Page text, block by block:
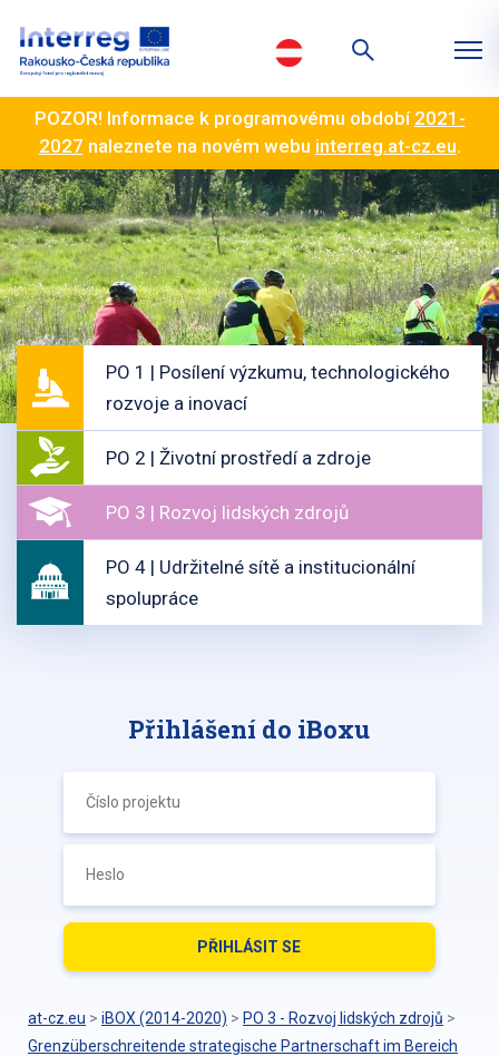
POZOR! Informace k programovému období 2021-
2027 naleznete na novém webu interreg.at-cz.eu.
PO 1 | Posílení výzkumu, technologického
rozvoje a inovací
PO 2 | Životní prostředí a zdroje
PO 3 | Rozvoj lidských zdrojů
PO 4 | Udržitelné sítě a institucionální
spolupráce
Přihlášení do iBoxu
at-cz.eu > iBOX (2014-2020) > PO 3 - Rozvoj lidských zdrojů >
Grenzüberschreitende strategische Partnerschaft im Bereich